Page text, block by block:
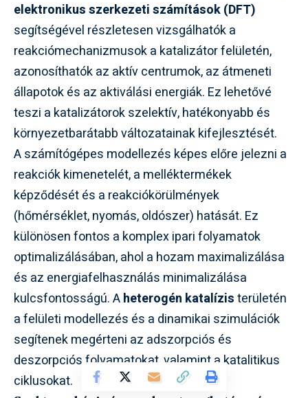
elektronikus szerkezeti számítások (DFT)
segítségével részletesen vizsgálhatók a
reakciómechanizmusok a katalizátor felületén,
azonosíthatók az aktív centrumok, az átmeneti
állapotok és az aktiválási energiák. Ez lehetővé
teszi a katalizátorok szelektív, hatékonyabb és
környezetbarátabb változatainak kifejlesztését.
A számítógépes modellezés képes előre jelezni a
reakciók kimenetelét, a melléktermékek
képződését és a reakciókörülmények
(hőmérséklet, nyomás, oldószer) hatását. Ez
különösen fontos a komplex ipari folyamatok
optimalizálásában, ahol a hozam maximalizálása
és az energiafelhasználás minimalizálása
kulcsfontosságú. Aheterogén katalízisterületén
a felületi modellezés és a dinamikai szimulációk
segítenek megérteni az adszorpciós és
deszorpciós folyamatokat, valamint a katalitikus
ciklusokat.